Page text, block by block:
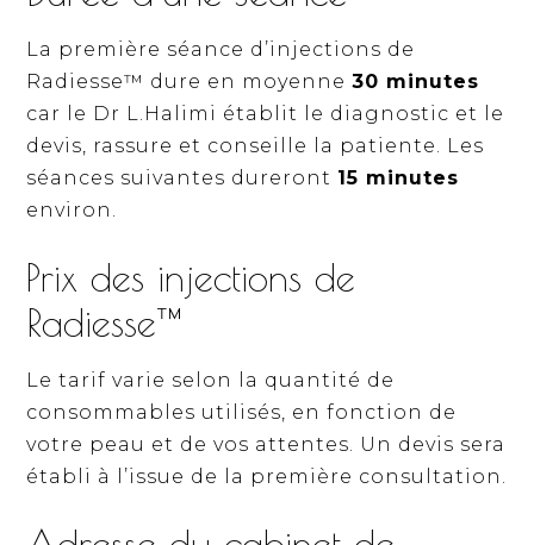
La première séance d’injections de
Radiesse™ dure en moyenne30 minutes
car le Dr L.Halimi établit le diagnostic et le
devis, rassure et conseille la patiente. Les
séances suivantes dureront 15 minutes
environ.
Prix des injections de
Radiesse™
Le tarif varie selon la quantité de
consommables utilisés, en fonction de
votre peau et de vos attentes. Un devis sera
établi à l’issue de la première consultation.